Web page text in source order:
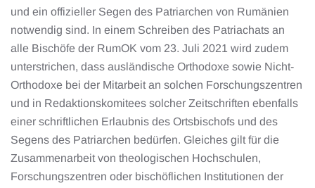
und ein offizieller Segen des Patriarchen von Rumänien
notwendig sind. In einem Schreiben des Patriachats an
alle Bischöfe der RumOK vom 23. Juli 2021 wird zudem
unterstrichen, dass ausländische Orthodoxe sowie Nicht-
Orthodoxe bei der Mitarbeit an solchen Forschungszentren
und in Redaktionskomitees solcher Zeitschriften ebenfalls
einer schriftlichen Erlaubnis des Ortsbischofs und des
Segens des Patriarchen bedürfen. Gleiches gilt für die
Zusammenarbeit von theologischen Hochschulen,
Forschungszentren oder bischöflichen Institutionen der